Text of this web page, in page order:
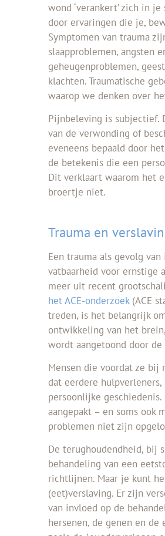
wond ‘verankert’ zich in
door ervaringen die je,
Symptomen van trauma
slaapproblemen, angsten
geheugenproblemen,
klachten. Traumatische
waarop we denken over
Pijnbeleving is subjectief.
van de verwonding of
eveneens bepaald door
de betekenis die een
Dit verklaart waarom het
broertje niet.
Trauma en
Een trauma als gevolg
vatbaarheid voor ernstige
meer uit recent
het ACE-onderzoek(ACE
treden, is het belangrijk
ontwikkeling van het
wordt aangetoond door
Mensen die voordat ze
dat eerdere hulpverleners,
persoonlijke
aangepakt – en soms ook
problemen niet zijn
De terughoudendheid, bij
behandeling van een
richtlijnen. Maar je kunt
(eet)verslaving. Er zijn
van invloed op de
hersenen, de genen en